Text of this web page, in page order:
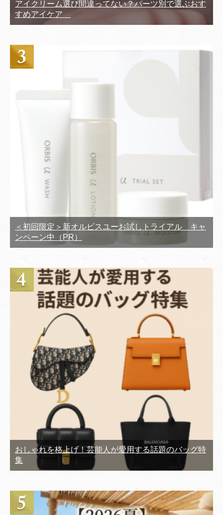
アイクリーム選び間違ってない？パーツ別で選ぶおす
すめアイケア
＜初回限定＞新オルビスユーお試しトライアル キャ
ンペーン中（PR）
おしゃれを格上げ！芸能人が愛用する話題のバッグ特
集